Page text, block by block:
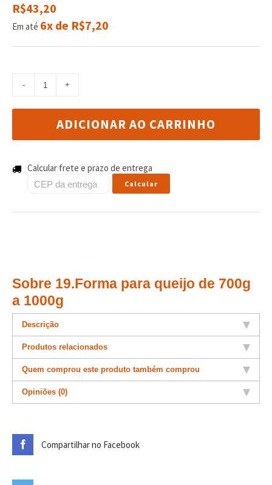
R$43,20
Em até 6x de R$7,20
ADICIONAR AO CARRINHO
Calcular frete e prazo de entrega
Calcular
Sobre 19.Forma para queijo de 700g
a 1000g
Descrição
Produtos relacionados
Quem comprou este produto também comprou
Opiniões (0)
Compartilhar no Facebook